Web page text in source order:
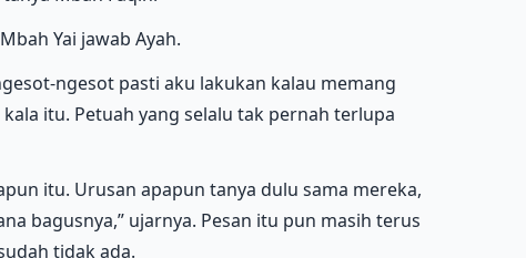
Yai jawab Ayah.
ngesot pasti aku lakukan kalau memang
itu. Petuah yang selalu tak pernah terlupa
itu. Urusan apapun tanya dulu sama mereka,
bagusnya,” ujarnya. Pesan itu pun masih terus
tidak ada.